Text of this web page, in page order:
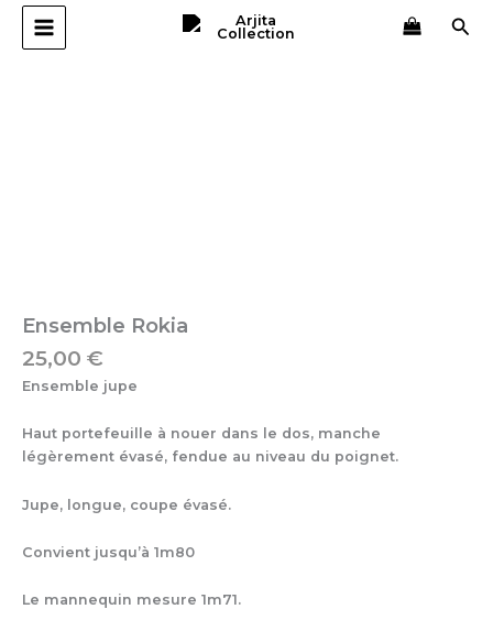
Aller
Ensemble Rokia
25,00 €
Ensemble jupe
Haut portefeuille à nouer dans le dos, manche
légèrement évasé, fendue au niveau du poignet.
Jupe, longue, coupe évasé.
Convient jusqu’à 1m80
Le mannequin mesure 1m71.